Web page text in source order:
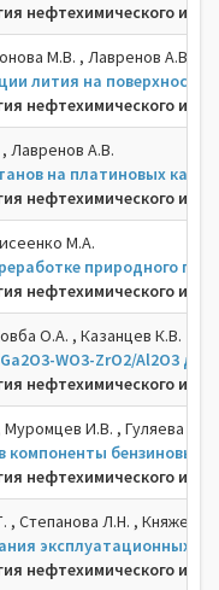
нефтехимического и
М.В. , Лавренов А.В. ,
лития на
нефтехимического и
Лавренов А.В.
на платиновых
нефтехимического и
М.А.
природного газа
нефтехимического и
О.А. , Казанцев К.В.
WO3-ZrO2/Al2O3
нефтехимического и
И.В. , Гуляева Т.И.
компоненты
нефтехимического и
, Степанова Л.Н. ,
эксплуатационных
нефтехимического и